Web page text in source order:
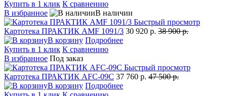
Купить в 1 клик К сравнению
В избранное
В наличии
Быстрый просмотр
Картотека ПРАКТИК AMF 1091/3 30 920 р. 38 900 р.
В корзину Подробнее
Купить в 1 клик К сравнению
В избранное Под заказ
Быстрый просмотр
Картотека ПРАКТИК AFC-09С 37 760 р. 47 500 р.
В корзину Подробнее